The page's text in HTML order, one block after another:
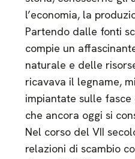
l’economia, la
Partendo dalle fonti
compie un
naturale e delle
ricavava il legname,
impiantate sulle
che ancora oggi si
Nel corso del VII
relazioni di scambio